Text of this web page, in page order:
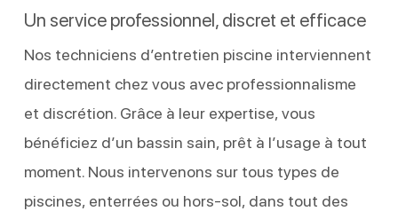
Un service professionnel, discret et efficace
Nos techniciens d’entretien piscine interviennent
directement chez vous avec professionnalisme
et discrétion. Grâce à leur expertise, vous
bénéficiez d’un bassin sain, prêt à l’usage à tout
moment. Nous intervenons sur tous types de
piscines, enterrées ou hors-sol, dans tout des